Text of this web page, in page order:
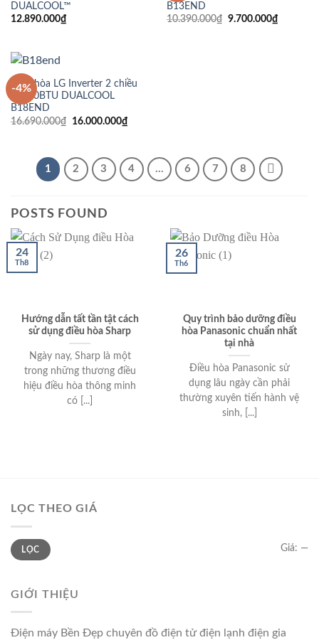
DUALCOOL™
12.890.000₫
B13END
10.390.000₫ Giá
9.700.000₫Giá
-4%
Điều hòa LG Inverter 2 chiều
18000BTU DUALCOOL
B18END
16.690.000₫
Giá
16.000.000₫Giá
hiện
16.000.000₫.
1 2 3 4 … 6 7 8
POSTS FOUND
Hướng dẫn tất tần tật cách
sử dụng điều hòa Sharp
Ngày nay, Sharp là một
trong những thương điều
hiệu điều hòa thông minh
có [...]
24
Th8
Quy trình bảo dưỡng điều
hòa Panasonic chuẩn nhất
tại nhà
Điều hòa Panasonic sử
dụng lâu ngày cần phải
thường xuyên tiến hành vệ
sinh, [...]
26
Th6
LỌC THEO GIÁ
Giá
thấp
nhất
Giá
cao
nhất
LỌC Giá: —
GIỚI THIỆU
Điện máy Bền Đẹp chuyên đồ điện tử điện lạnh điện gia